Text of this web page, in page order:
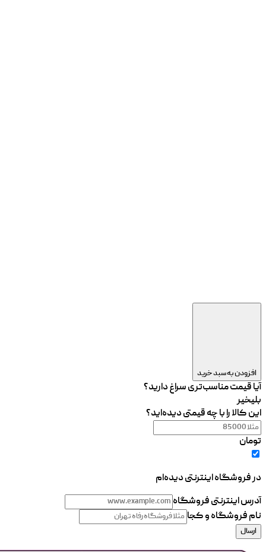
افزودن به سبد خرید
آیا قیمت مناسب‌تری سراغ دارید؟
بلیخیر
این کالا را با چه قیمتی دیده‌اید؟
تومان
در فروشگاه اینترنتی دیده‌ام
آدرس اینترنتی فروشگاه
نام فروشگاه و کجا